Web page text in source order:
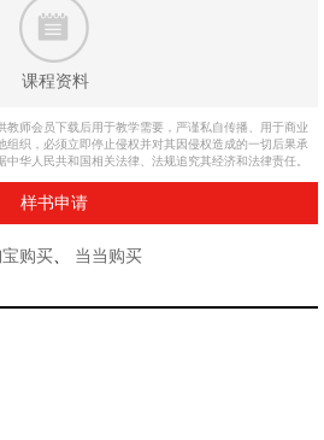
课程资料
教师会员下载后用于教学需要，严谨私自传播、用于商业
组织，必须立即停止侵权并对其因侵权造成的一切后果承
华人民共和国相关法律、法规追究其经济和法律责任。
样书申请
购买 当当购买